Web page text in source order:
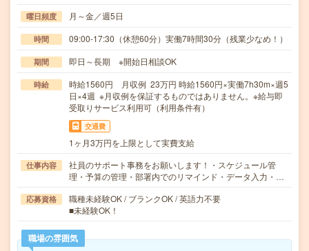
曜日頻度 月～金／週5日
時間 09:00-17:30（休憩60分）実働7時間30分（残業少なめ！）
期間 即日～長期 ※開始日相談OK
時給
時給1560円 月収例 23万円 時給1560円×実働7h30m×週5
日×4週 ※月収例を保証するものではありません。※給与即
受取りサービス利用可（利用条件有）
交通費
1ヶ月3万円を上限として実費支給
仕事内容
社員のサポート事務をお願いします！・スケジュール管
理・予算の管理・部署内でのリマインド・データ入力・…
応募資格
職種未経験OK / ブランクOK / 英語力不要
■未経験OK！
職場の雰囲気